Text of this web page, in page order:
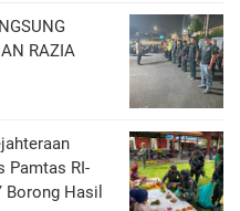
RAZIA
Pamtas RI-
Borong Hasil